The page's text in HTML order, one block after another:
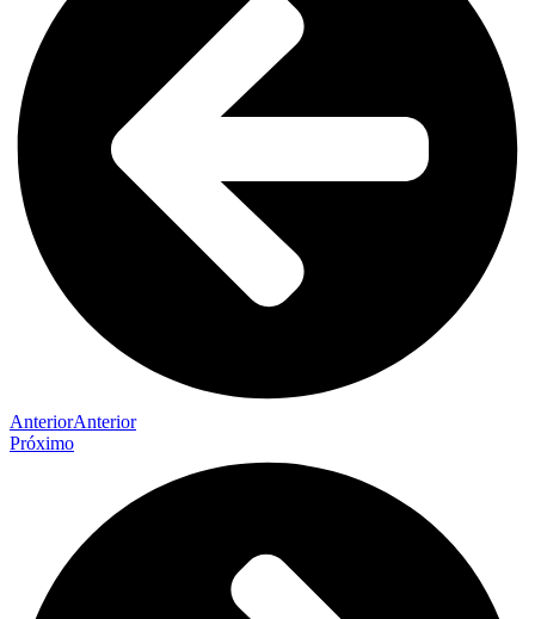
AnteriorAnterior
Próximo